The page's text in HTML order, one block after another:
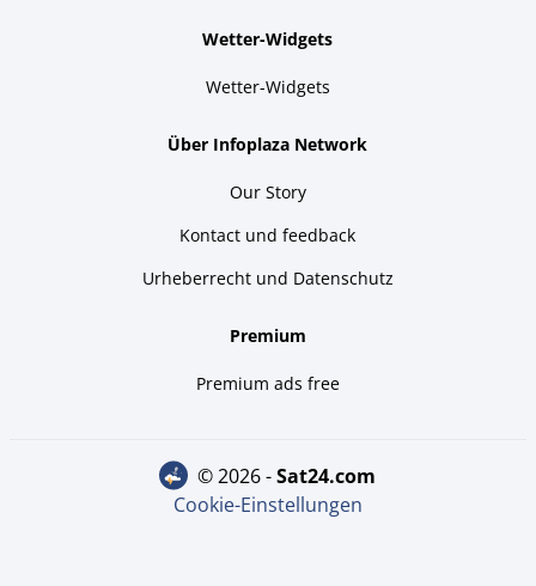
Wetter-Widgets
Wetter-Widgets
Über Infoplaza Network
Our Story
Kontact und feedback
Urheberrecht und Datenschutz
Premium
Premium ads free
© 2026 - sat24.com
Cookie-Einstellungen